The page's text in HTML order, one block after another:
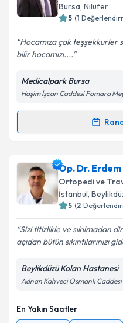
Kişisel
Metni
Bursa, Nilüfer
5 (1
Hocamıza çok teşşekkurler
bilir hocamızı....
Medicalpark Bursa
Haşim İşcan Caddesi Fomara
Randevu Takvimi
Doç. Dr. Hanifi
oluşturun. Size bu
takvim
Kişisel verilerimin
Metni'ni okudum
kapsamda
Op. Dr.
Ortopedi ve
İstanbul,
5 (2
Sizi titizlikle ve sıkılmadan
açıdan bütün sıkıntılarınızı
Beylikdüzü Kolan Hastanesi
Adnan Kahveci Osmanlı Caddesi
En Yakın Saatler